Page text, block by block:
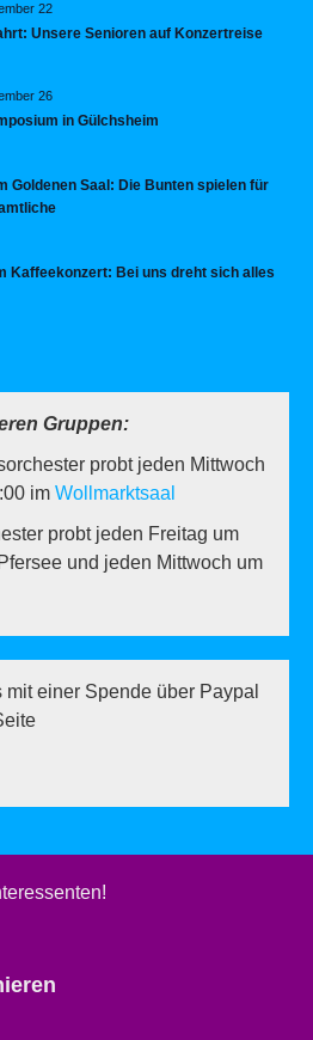
22
Unsere Senioren auf Konzertreise
26
in Gülchsheim
Goldenen Saal: Die Bunten spielen für
Kaffeekonzert: Bei uns dreht sich alles
Gruppen:
probt jeden Mittwoch
im Wollmarktsaal
probt jeden Freitag um
Pfersee und jeden Mittwoch um
einer Spende über Paypal